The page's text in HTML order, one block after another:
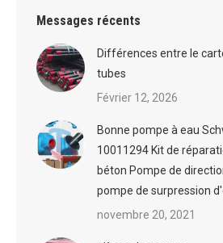
Messages récents
Différences entre le
tubes
Février 12, 2026
Bonne pompe à eau
10011294 Kit de
béton Pompe de
pompe de surpression
novembre 20, 2021